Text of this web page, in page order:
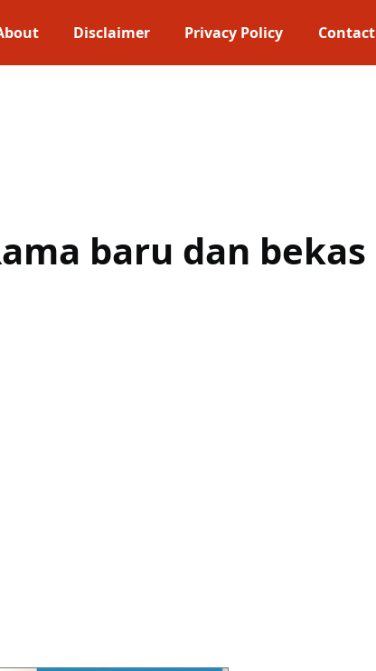
Disclaimer Privacy Policy Contact
baru dan bekas